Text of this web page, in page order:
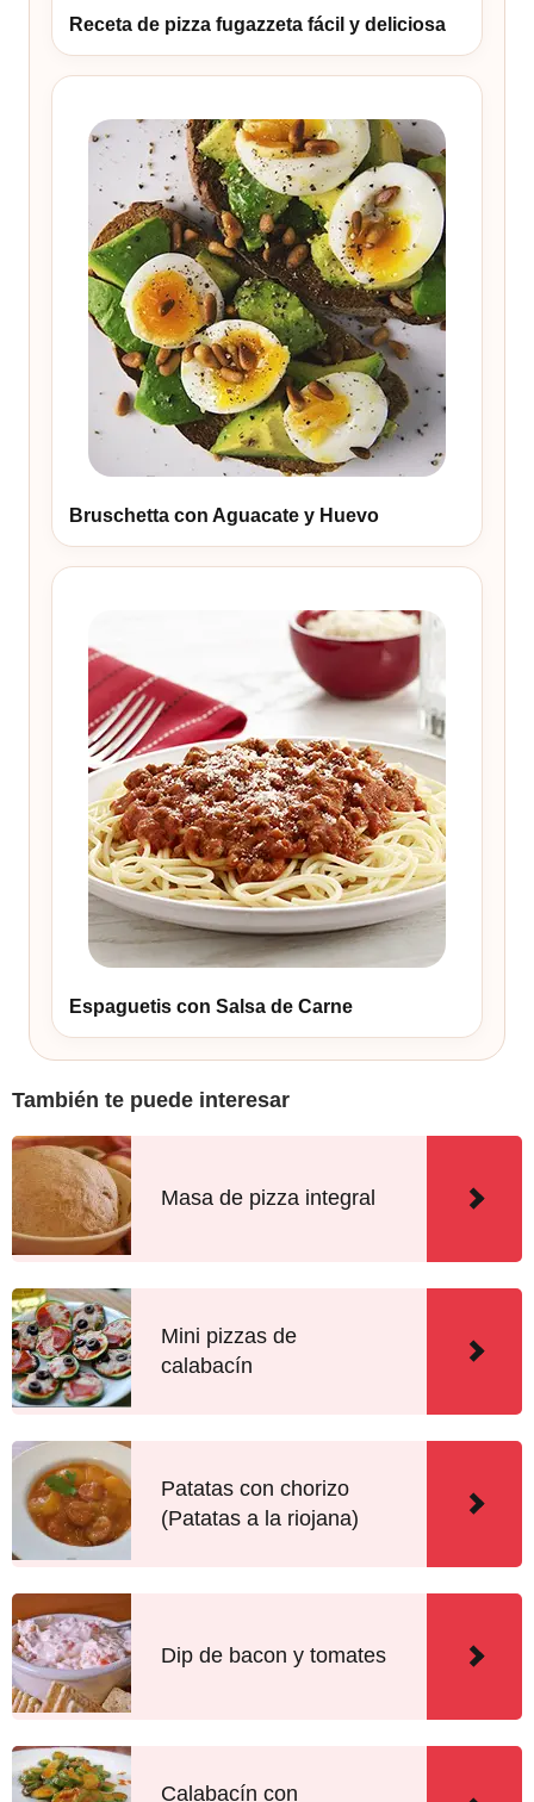
Receta de pizza fugazzeta fácil y deliciosa
Bruschetta con Aguacate y Huevo
Espaguetis con Salsa de Carne
También te puede interesar
Masa de pizza integral
Mini pizzas de
calabacín
Patatas con chorizo
(Patatas a la riojana)
Dip de bacon y tomates
Calabacín con